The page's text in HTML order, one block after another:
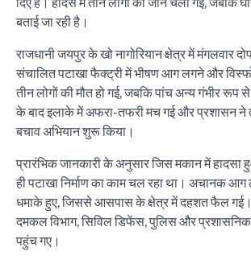
बताई जा रही है।
राजधानी जयपुर के खो नागोरियान क्षेत्र में मंगलवार
संचालित पटाखा फैक्ट्री में भीषण आग लगने और
तीन लोगों की मौत हो गई, जबकि पांच अन्य गंभीर रूप
के बाद इलाके में अफरा-तफरी मच गई और प्रशासन ने
बचाव अभियान शुरू किया।
प्रारंभिक जानकारी के अनुसार जिस मकान में हादसा
ही पटाखा निर्माण का काम चल रहा था। अचानक
धमाके हुए, जिससे आसपास के क्षेत्र में दहशत फैल
दमकल विभाग, सिविल डिफेंस, पुलिस और प्रशासनिक
पहुंच गए।